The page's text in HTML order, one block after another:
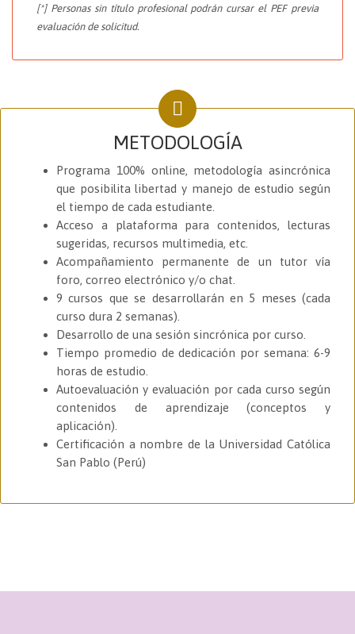
[*] Personas sin título profesional podrán cursar el PEF previa
evaluación de solicitud.
METODOLOGÍA
Programa 100% online, metodología asincrónica
que posibilita libertad y manejo de estudio según
el tiempo de cada estudiante.
Acceso a plataforma para contenidos, lecturas
sugeridas, recursos multimedia, etc.
Acompañamiento permanente de un tutor vía
foro, correo electrónico y/o chat.
9 cursos que se desarrollarán en 5 meses (cada
curso dura 2 semanas).
Desarrollo de una sesión sincrónica por curso.
Tiempo promedio de dedicación por semana: 6-9
horas de estudio.
Autoevaluación y evaluación por cada curso según
contenidos de aprendizaje (conceptos y
aplicación).
Certificación a nombre de la Universidad Católica
San Pablo (Perú)